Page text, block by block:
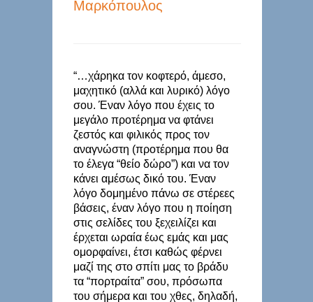
Μαρκόπουλος
“…χάρηκα τον κοφτερό, άμεσο,
μαχητικό (αλλά και λυρικό) λόγο
σου. Έναν λόγο που έχεις το
μεγάλο προτέρημα να φτάνει
ζεστός και φιλικός προς τον
αναγνώστη (προτέρημα που θα
το έλεγα “θείο δώρο”) και να τον
κάνει αμέσως δικό του. Έναν
λόγο δομημένο πάνω σε στέρεες
βάσεις, έναν λόγο που η ποίηση
στις σελίδες του ξεχειλίζει και
έρχεται ωραία έως εμάς και μας
ομορφαίνει, έτσι καθώς φέρνει
μαζί της στο σπίτι μας το βράδυ
τα “πορτραίτα” σου, πρόσωπα
του σήμερα και του χθες, δηλαδή,